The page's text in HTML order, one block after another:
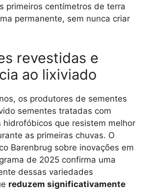
primeiros centímetros de terra
permanente, sem nunca criar
revestidas e
ao lixiviado
os produtores de sementes
sementes tratadas com
hidrofóbicos que resistem melhor
as primeiras chuvas. O
Barenbrug sobre inovações em
de 2025 confirma uma
dessas variedades
reduzem significativamente